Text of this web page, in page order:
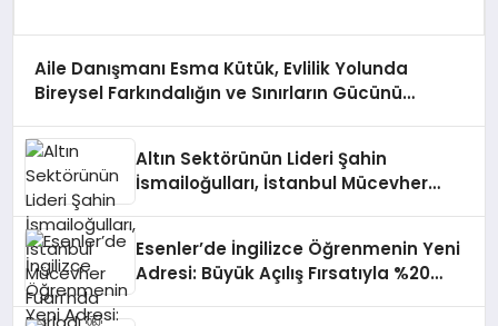
Aile Danışmanı Esma Kütük, Evlilik Yolunda
Bireysel Farkındalığın ve Sınırların Gücünü
Altın Sektörünün Lideri Şahin
İsmailoğulları, İstanbul Mücevher
Esenler’de İngilizce Öğrenmenin Yeni
Adresi: Büyük Açılış Fırsatıyla %20